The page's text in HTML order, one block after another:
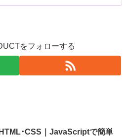
をフォローする
HTML･CSS｜JavaScriptで簡単